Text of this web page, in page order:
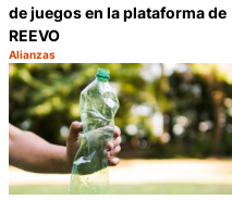
de juegos en la plataforma de
REEVO
Categoría:
Alianzas